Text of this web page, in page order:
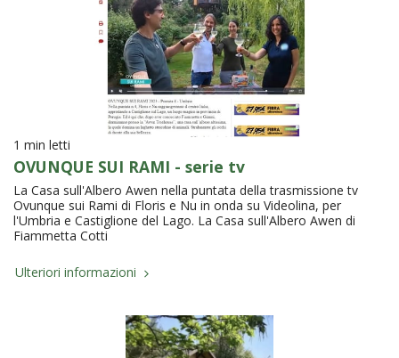
1 min letti
OVUNQUE SUI RAMI - serie tv
La Casa sull'Albero Awen nella puntata della trasmissione tv
Ovunque sui Rami di Floris e Nu in onda su Videolina, per
l'Umbria e Castiglione del Lago. La Casa sull'Albero Awen di
Fiammetta Cotti
Ulteriori informazioni